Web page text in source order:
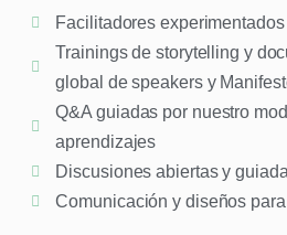
Facilitadores
Trainings de storytelling y
global de speakers y
Q&A guiadas por nuestro
aprendizajes
Discusiones abiertas y
Comunicación y diseños